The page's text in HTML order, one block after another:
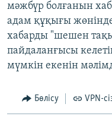
мәжбүр болғанын
адам құқығы
хабарды "шешен
пайдаланғысы
мүмкін екенін
Бөлісу VPN-